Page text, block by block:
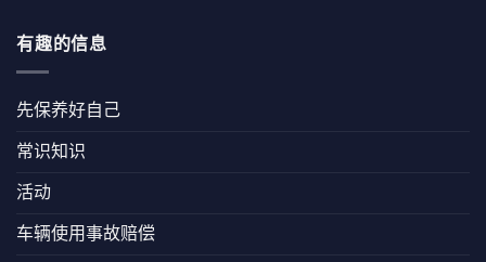
有趣的信息
先保养好自己
常识知识
活动
车辆使用事故赔偿